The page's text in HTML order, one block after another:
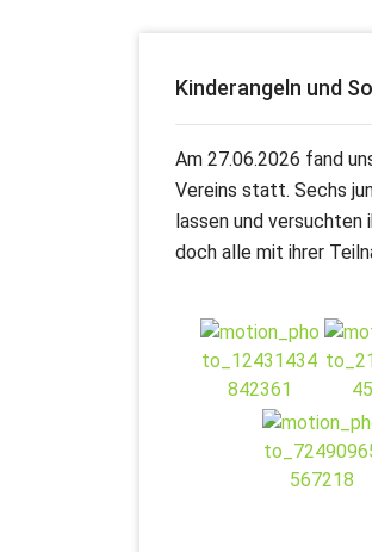
Kinderangeln und
Am 27.06.2026 fand
Vereins statt. Sechs
lassen und versuchten
doch alle mit ihrer